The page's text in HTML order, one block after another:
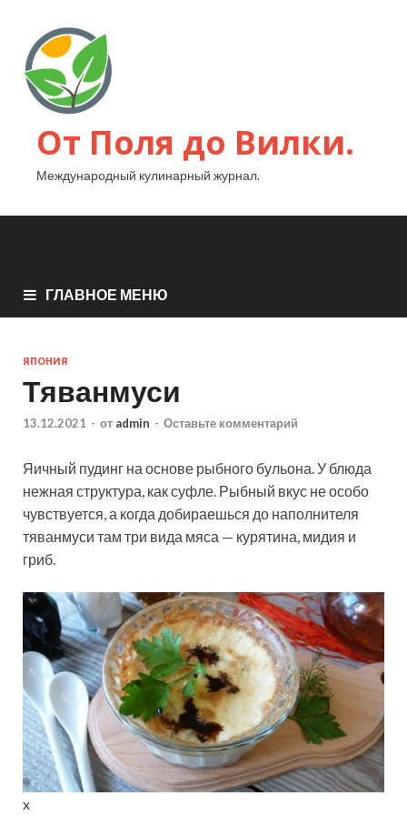
От Поля до Вилки.
Международный кулинарный журнал.
ГЛАВНОЕ МЕНЮ
ЯПОНИЯ
Тяванмуси
13.12.2021 - от admin - Оставьте комментарий
Яичный пудинг на основе рыбного бульона. У блюда
нежная структура, как суфле. Рыбный вкус не особо
чувствуется, а когда добираешься до наполнителя
тяванмуси там три вида мяса — курятина, мидия и
гриб.
x